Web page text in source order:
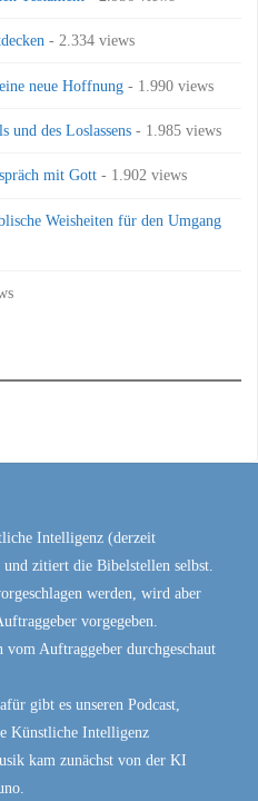
- 2.334 views
neue Hoffnung - 1.990 views
und des Loslassens - 1.985 views
mit Gott - 1.902 views
Weisheiten für den Umgang
Intelligenz (derzeit
zitiert die Bibelstellen selbst.
werden, wird aber
vorgegeben.
vom Auftraggeber durchgeschaut
gibt es unseren Podcast,
Künstliche Intelligenz
kam zunächst von der KI